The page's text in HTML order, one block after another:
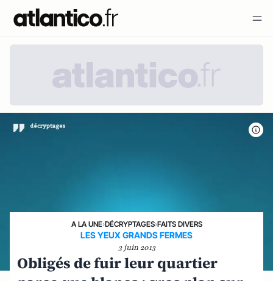
A LA UNE›DÉCRYPTAGES›FAITS DIVERS
LES YEUX GRANDS FERMES
3 juin 2013
Obligés de fuir leur quartier